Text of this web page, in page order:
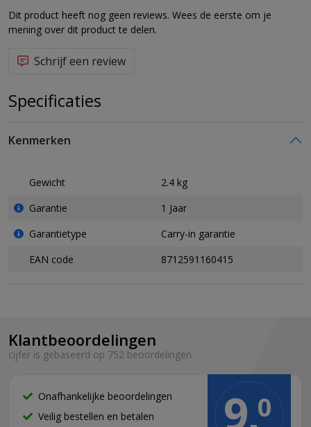
Dit product heeft nog geen reviews. Wees de eerste om je
mening over dit product te delen.
Schrijf een review
Specificaties
Kenmerken
Gewicht
2.4 kg
Garantie
1 Jaar
Garantietype
Carry-in garantie
EAN code
8712591160415
Klantbeoordelingen
cijfer is gebaseerd op 752 beoordelingen
Onafhankelijke beoordelingen
Veilig bestellen en betalen
9,0